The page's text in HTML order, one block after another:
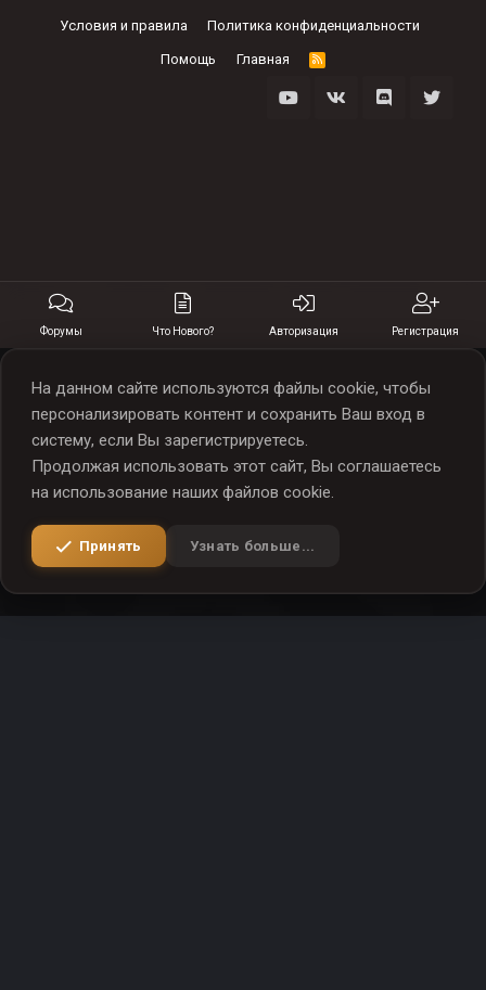
Условия и правила Политика конфиденциальности
Помощь Главная
R
S
Форумы Что Нового? Авторизация Регистрация
На данном сайте используются файлы cookie, чтобы
персонализировать контент и сохранить Ваш вход в
систему, если Вы зарегистрируетесь.
Продолжая использовать этот сайт, Вы соглашаетесь
на использование наших файлов cookie.
Принять Узнать больше...